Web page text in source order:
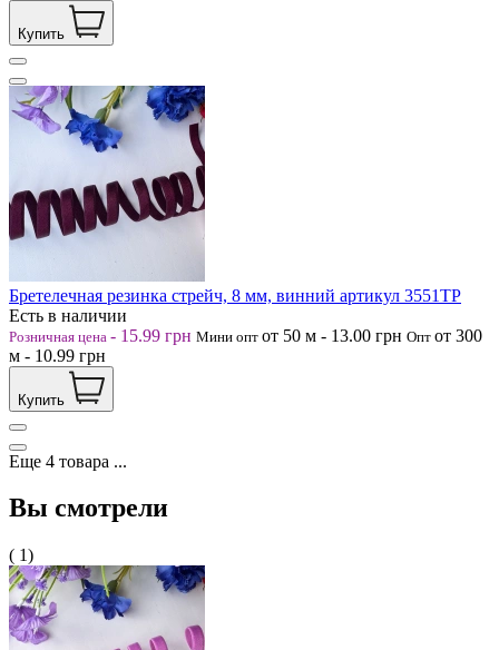
Купить
Бретелечная резинка стрейч, 8 мм, винний артикул 3551ТР
Есть в наличии
Розничная цена - 15.99 грн Мини опт от 50 м - 13.00 грн Опт от 300
м - 10.99 грн
Купить
Еще 4 товара ...
Вы смотрели
( 1)